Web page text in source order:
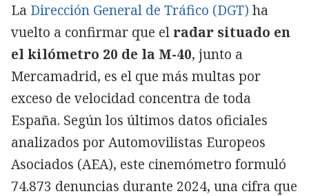
La Dirección General de Tráfico (DGT) ha
vuelto a confirmar que el radar situado en
el kilómetro 20 de la M-40, junto a
Mercamadrid, es el que más multas por
exceso de velocidad concentra de toda
España. Según los últimos datos oficiales
analizados por Automovilistas Europeos
Asociados (AEA), este cinemómetro formuló
74.873 denuncias durante 2024, una cifra que